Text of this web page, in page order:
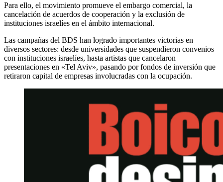
Para ello, el movimiento promueve el embargo comercial, la
cancelación de acuerdos de cooperación y la exclusión de
instituciones israelíes en el ámbito internacional.
Las campañas del BDS han logrado importantes victorias en
diversos sectores: desde universidades que suspendieron convenios
con instituciones israelíes, hasta artistas que cancelaron
presentaciones en «Tel Aviv», pasando por fondos de inversión que
retiraron capital de empresas involucradas con la ocupación.